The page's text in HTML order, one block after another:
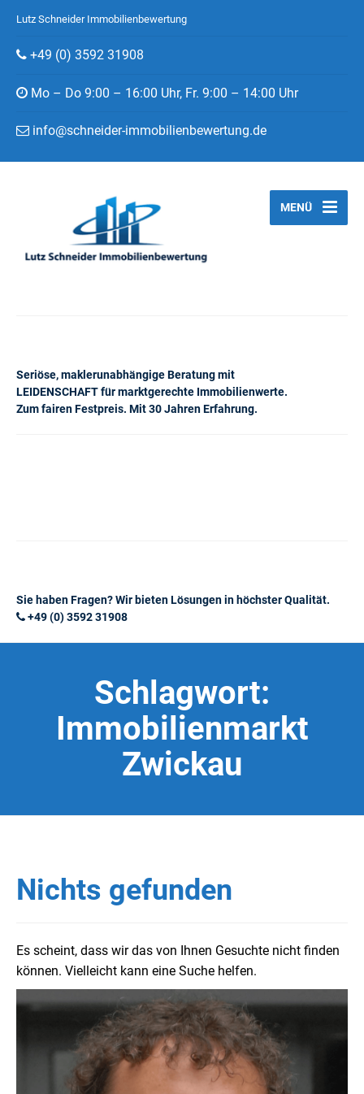
Lutz Schneider Immobilienbewertung
+49 (0) 3592 31908
Mo – Do 9:00 – 16:00 Uhr, Fr. 9:00 – 14:00 Uhr
info@schneider-immobilienbewertung.de
Seriöse, maklerunabhängige Beratung mit
LEIDENSCHAFT für marktgerechte Immobilienwerte.
Zum fairen Festpreis. Mit 30 Jahren Erfahrung.
MENÜ
Sie haben Fragen? Wir bieten Lösungen in höchster Qualität.
+49 (0) 3592 31908
Schlagwort:
Immobilienmarkt
Zwickau
Nichts gefunden
Es scheint, dass wir das von Ihnen Gesuchte nicht finden
können. Vielleicht kann eine Suche helfen.